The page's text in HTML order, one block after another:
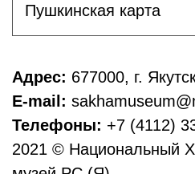
Пушкинская карта
Адрес: 677000, г.
E-mail:
Телефоны: +7 (4112)
2021 © Национальный